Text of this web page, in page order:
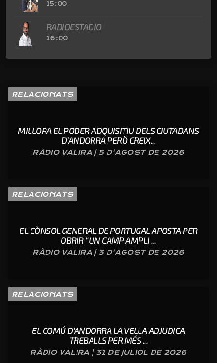
15:00
RADIOESTADIO
16:00
RELACIONATS
MILLORA EL PODER ADQUISITIU DELS CIUTADANS
D’ANDORRA PERÒ CREIX...
RÀDIO VALIRA | 5 D'AGOST DE 2026
RELACIONATS
EL CÒNSOL GENERAL DE PORTUGAL APOSTA PER
OBRIR “UN CAMP AMPLI ...
RÀDIO VALIRA | 3 D'AGOST DE 2026
RELACIONATS
EL COMÚ D’ANDORRA LA VELLA ADJUDICA
TREBALLS PER MÉS ...
RÀDIO VALIRA | 31 DE JULIOL DE 2026